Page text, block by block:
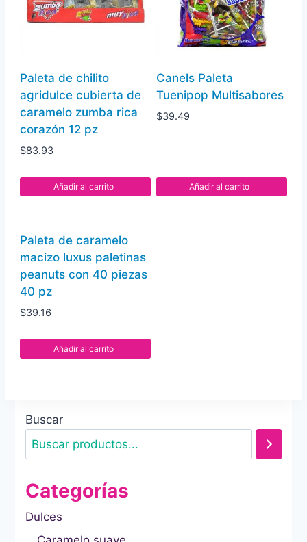
sandía
polvo
20
pz
cantidad
Paleta de chilito
agridulce cubierta de
caramelo zumba rica
corazón 12 pz
$83.93
Añadir al carrito
Canels Paleta
Tuenipop Multisabores
$39.49
Añadir al carrito
Paleta de caramelo
macizo luxus paletinas
peanuts con 40 piezas
40 pz
$39.16
Añadir al carrito
Buscar
Categorías
Dulces